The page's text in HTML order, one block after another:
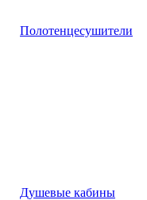
Полотенцесушители
Душевые кабины